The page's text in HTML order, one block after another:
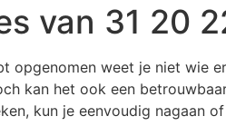
van 31 20
weet je niet wie
kan het ook een
kun je eenvoudig nagaan